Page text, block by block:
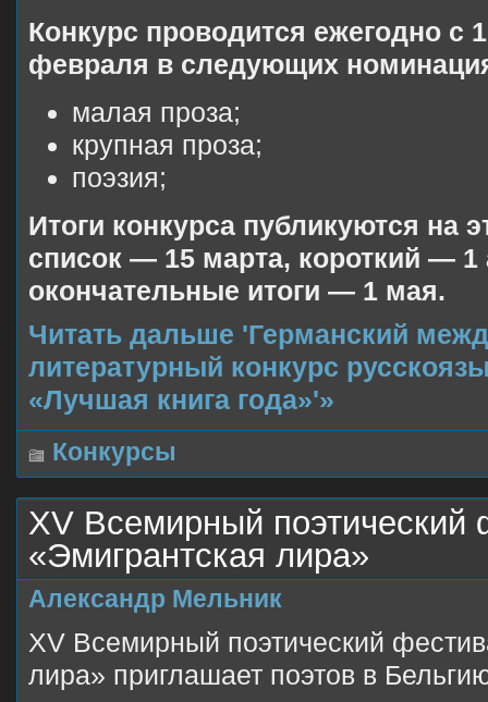
Конкурс проводится ежегодно с
февраля в следующих
малая проза;
крупная проза;
поэзия;
Итоги конкурса публикуются на
список — 15 марта, короткий — 1
окончательные итоги — 1 мая.
Читать дальше 'Германский
литературный конкурс
«Лучшая книга года»'»
Конкурсы
XV Всемирный поэтический
«Эмигрантская лира»
Александр Мельник
XV Всемирный поэтический
лира» приглашает поэтов в